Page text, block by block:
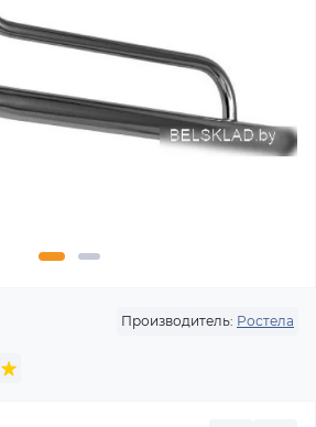
Производитель: Ростела